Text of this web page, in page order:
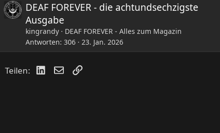
DEAF FOREVER - die achtundsechzigste
Ausgabe
kingrandy
DEAF FOREVER - Alles zum Magazin
Antworten 306 23. Jan. 2026
Teilen: LinkedIn
E-MailLink